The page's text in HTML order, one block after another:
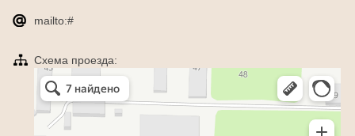
mailto:#
Схема проезда:
Яндекс Карты
Радужный — Яндекс Карты